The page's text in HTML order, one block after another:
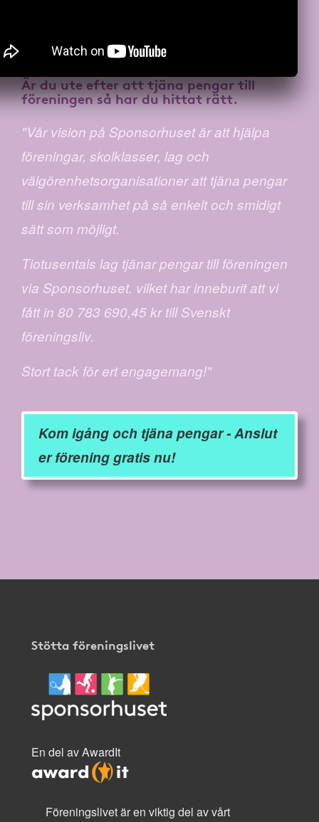
Är du ute efter atttjäna pengar till
föreningenså har du hittat rätt.
"Vår vision på Sponsorhuset är att hjälpa
föreningar, skolklasser, lag och
välgörenhetsorganisationer att tjäna pengar
till sin verksamhet på så enkelt och smidigt
sätt som möjligt.
Tiotusentals lag tjänar pengar till föreningen
via Sponsorhuset. vilket har inneburit att vi
fått in 80 783 690,45 kr till Svenskt
föreningsliv.
Stort tack för ert engagemang!"
Kom igång och tjäna pengar - Anslut
er förening gratis nu!
Stötta föreningslivet
En del av AwardIt
Föreningslivet är en viktig del av vårt